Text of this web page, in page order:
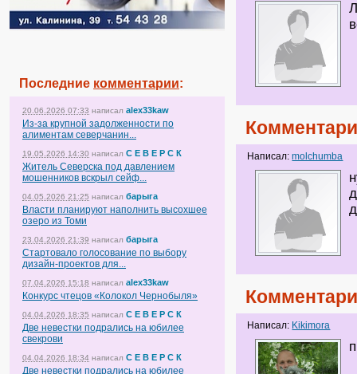
Последние комментарии:
20.06.2026 07:33 написал alex33kaw
Из-за крупной задолженности по
алиментам северчанин...
19.05.2026 14:30 написал С Е В Е Р С К
Житель Северска под давлением
мошенников вскрыл сейф...
04.05.2026 21:25 написал барыга
Власти планируют наполнить высохшее
озеро из Томи
23.04.2026 21:39 написал барыга
Стартовало голосование по выбору
дизайн-проектов для...
07.04.2026 15:18 написал alex33kaw
Конкурс чтецов «Колокол Чернобыля»
04.04.2026 18:35 написал С Е В Е Р С К
Две невестки подрались на юбилее
свекрови
04.04.2026 18:34 написал С Е В Е Р С К
Две невестки подрались на юбилее
Написал:molchumba
Написал: Kikimora